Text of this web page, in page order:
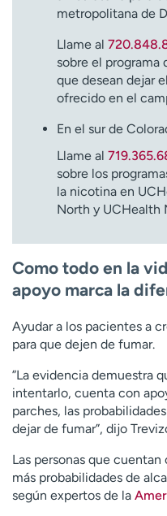
metropolitana de
Llame al
sobre el programa
que desean dejar
ofrecido en el
En el sur de
Llame al
sobre los
la nicotina en
North y UCHealth
Como todo en la
apoyo marca la
Ayudar a los pacientes a
para que dejen de fumar.
”La evidencia demuestra
intentarlo, cuenta con
parches, las
dejar de fumar”, dijo
Las personas que
más probabilidades de
según expertos de la